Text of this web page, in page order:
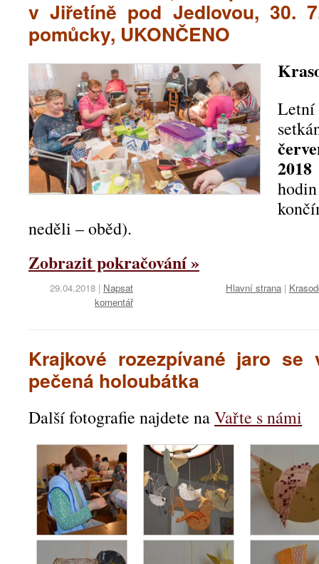
v Jiřetíně pod Jedlovou, 30.
pomůcky, UKONČENO
neděli – oběd).
Zobrazit pokračování »
29.04.2018 | Napsat
komentář
Hlavní strana |
Krajkové rozezpívané jaro
pečená holoubátka
Další fotografie najdete naVařte s námi